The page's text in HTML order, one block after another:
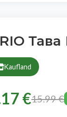
Kaufland
€15.99 €